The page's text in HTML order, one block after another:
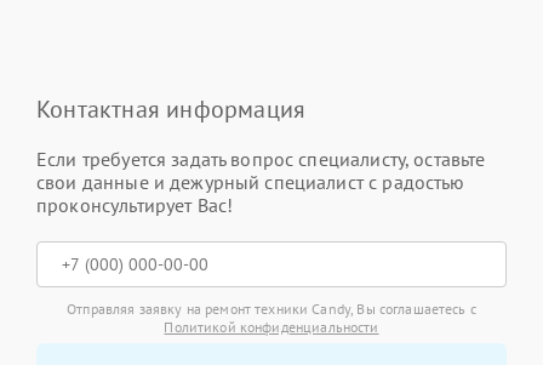
Контактная информация
Если требуется задать вопрос специалисту, оставьте
свои данные и дежурный специалист с радостью
проконсультирует Вас!
Отправляя заявку на ремонт техники Candy, Вы соглашаетесь с
Политикой конфиденциальности